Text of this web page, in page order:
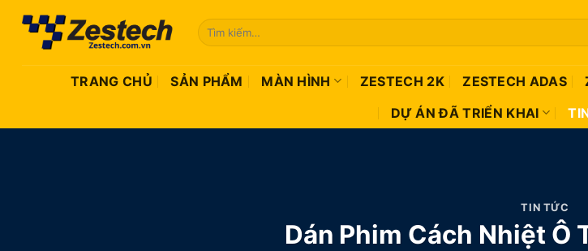
dung
Tìm
kiếm:
TRANG CHỦ SẢN PHẨM MÀN HÌNH ZESTECH 2K ZESTECH ADAS
DỰ ÁN ĐÃ TRIỂN KHAI
TIN TỨC
Dán Phim Cách Nhiệt Ô